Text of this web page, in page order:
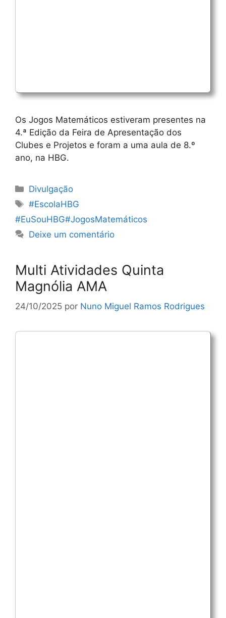
Os Jogos Matemáticos estiveram presentes na
4.ª Edição da Feira de Apresentação dos
Clubes e Projetos e foram a uma aula de 8.º
ano, na HBG.
Categorias
Divulgação
Etiquetas
#EscolaHBG
#EuSouHBG#JogosMatemáticos
Deixe um comentário
Multi Atividades Quinta
Magnólia AMA
24/10/2025 por Nuno Miguel Ramos Rodrigues